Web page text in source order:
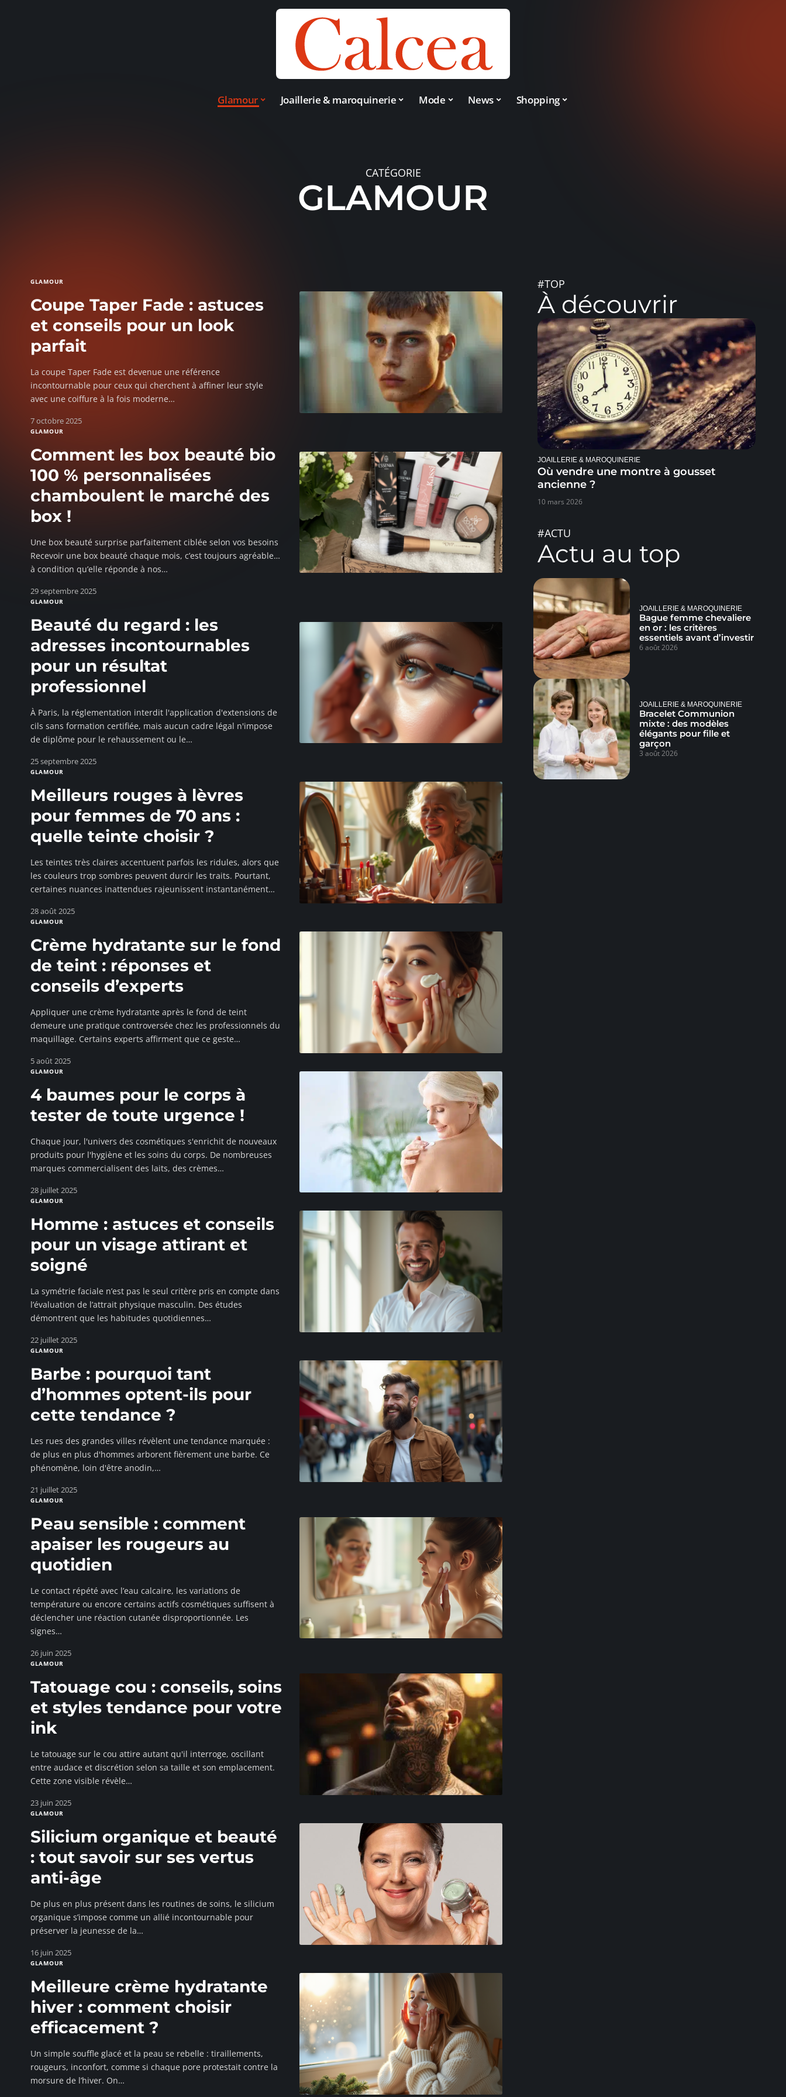
Glamour Joaillerie & maroquinerie Mode News Shopping
CATÉGORIE
GLAMOUR
GLAMOUR
Coupe Taper Fade : astuces
et conseils pour un look
parfait
La coupe Taper Fade est devenue une référence
incontournable pour ceux qui cherchent à affiner leur style
avec une coiffure à la fois moderne…
7 octobre 2025
GLAMOUR
Comment les box beauté bio
100 % personnalisées
chamboulent le marché des
box !
Une box beauté surprise parfaitement ciblée selon vos besoins
Recevoir une box beauté chaque mois, c’est toujours agréable…
à condition qu’elle réponde à nos…
29 septembre 2025
GLAMOUR
Beauté du regard : les
adresses incontournables
pour un résultat
professionnel
À Paris, la réglementation interdit l'application d'extensions de
cils sans formation certifiée, mais aucun cadre légal n'impose
de diplôme pour le rehaussement ou le…
25 septembre 2025
GLAMOUR
Meilleurs rouges à lèvres
pour femmes de 70 ans :
quelle teinte choisir ?
Les teintes très claires accentuent parfois les ridules, alors que
les couleurs trop sombres peuvent durcir les traits. Pourtant,
certaines nuances inattendues rajeunissent instantanément…
28 août 2025
GLAMOUR
Crème hydratante sur le fond
de teint : réponses et
conseils d’experts
Appliquer une crème hydratante après le fond de teint
demeure une pratique controversée chez les professionnels du
maquillage. Certains experts affirment que ce geste…
5 août 2025
GLAMOUR
4 baumes pour le corps à
tester de toute urgence !
Chaque jour, l'univers des cosmétiques s'enrichit de nouveaux
produits pour l'hygiène et les soins du corps. De nombreuses
marques commercialisent des laits, des crèmes…
28 juillet 2025
GLAMOUR
Homme : astuces et conseils
pour un visage attirant et
soigné
La symétrie faciale n’est pas le seul critère pris en compte dans
l’évaluation de l’attrait physique masculin. Des études
démontrent que les habitudes quotidiennes…
22 juillet 2025
GLAMOUR
Barbe : pourquoi tant
d’hommes optent-ils pour
cette tendance ?
Les rues des grandes villes révèlent une tendance marquée :
de plus en plus d'hommes arborent fièrement une barbe. Ce
phénomène, loin d'être anodin,…
21 juillet 2025
GLAMOUR
Peau sensible : comment
apaiser les rougeurs au
quotidien
Le contact répété avec l’eau calcaire, les variations de
température ou encore certains actifs cosmétiques suffisent à
déclencher une réaction cutanée disproportionnée. Les
signes…
26 juin 2025
GLAMOUR
Tatouage cou : conseils, soins
et styles tendance pour votre
ink
Le tatouage sur le cou attire autant qu'il interroge, oscillant
entre audace et discrétion selon sa taille et son emplacement.
Cette zone visible révèle…
23 juin 2025
GLAMOUR
Silicium organique et beauté
: tout savoir sur ses vertus
anti-âge
De plus en plus présent dans les routines de soins, le silicium
organique s’impose comme un allié incontournable pour
préserver la jeunesse de la…
16 juin 2025
GLAMOUR
Meilleure crème hydratante
hiver : comment choisir
efficacement ?
Un simple souffle glacé et la peau se rebelle : tiraillements,
rougeurs, inconfort, comme si chaque pore protestait contre la
morsure de l’hiver. On…
#TOP
À découvrir
JOAILLERIE & MAROQUINERIE
Où vendre une montre à gousset
ancienne ?
10 mars 2026
#ACTU
Actu au top
JOAILLERIE & MAROQUINERIE
Bague femme chevaliere
en or : les critères
essentiels avant d’investir
6 août 2026
JOAILLERIE & MAROQUINERIE
Bracelet Communion
mixte : des modèles
élégants pour fille et
garçon
3 août 2026